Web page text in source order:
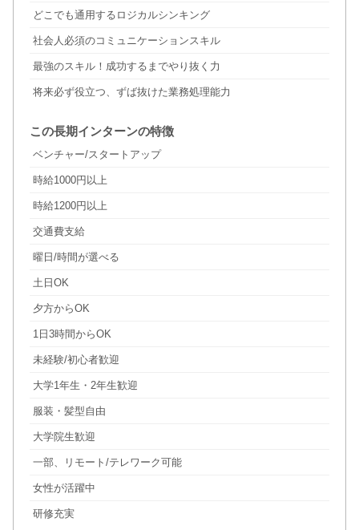
どこでも通用するロジカルシンキング
社会人必須のコミュニケーションスキル
最強のスキル！成功するまでやり抜く力
将来必ず役立つ、ずば抜けた業務処理能力
この長期インターンの特徴
ベンチャー/スタートアップ
時給1000円以上
時給1200円以上
交通費支給
曜日/時間が選べる
土日OK
夕方からOK
1日3時間からOK
未経験/初心者歓迎
大学1年生・2年生歓迎
服装・髪型自由
大学院生歓迎
一部、リモート/テレワーク可能
女性が活躍中
研修充実